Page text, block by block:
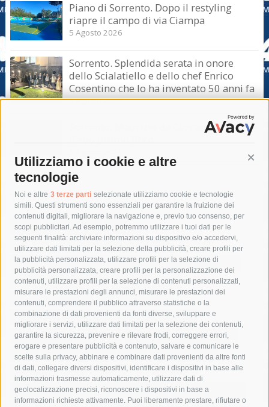
Utilizziamo i cookie e altre
tecnologie
Noi e altre 3 terze parti selezionate utilizziamo cookie e tecnologie
simili. Questi strumenti sono essenziali per garantire la fruizione dei
contenuti digitali, migliorare la navigazione e, previo tuo consenso, per
scopi pubblicitari. Ad esempio, potremmo utilizzare i tuoi dati per le
seguenti finalità: archiviare informazioni su dispositivo e/o accedervi,
utilizzare dati limitati per la selezione della pubblicità, creare profili per
la pubblicità personalizzata, utilizzare profili per la selezione di
pubblicità personalizzata, creare profili per la personalizzazione dei
contenuti, utilizzare profili per la selezione di contenuti personalizzati,
misurare le prestazioni degli annunci, misurare le prestazioni dei
contenuti, comprendere il pubblico attraverso statistiche o la
combinazione di dati provenienti da fonti diverse, sviluppare e
migliorare i servizi, utilizzare dati limitati per la selezione dei contenuti,
garantire la sicurezza, prevenire e rilevare frodi, correggere errori,
erogare e presentare pubblicità e contenuto, salvare e comunicare le
scelte sulla privacy, abbinare e combinare dati provenienti da altre fonti
di dati, collegare diversi dispositivi, identificare i dispositivi in base alle
informazioni trasmesse automaticamente, utilizzare dati di
geolocalizzazione precisi, riconoscere i dispositivi in base a
informazioni richieste attivamente. Puoi liberamente prestare, rifiutare o
Piano di Sorrento. Dopo il restyling
riapre il campo di via Ciampa
5 Agosto 2026
Sorrento. Splendida serata in onore
dello Scialatiello e dello chef Enrico
Cosentino che lo ha inventato 50 anni fa
5 Agosto 2026
Sorrento. Maurizio de Giovanni presenta
il suo ultimo libro
Tag
acqua allerta meteo
anas
area marina protetta di punta campanella
arresto
Asl Napoli 3 sud
capitaneria di porto capri
carabinieri
castellammare di stabia
circumvesuviana
comune di sorrento
concerto
contagi
costiera amalfitana
covid-19 eav
elezioni
fondazione sorrento
gori guardia costiera
incidente
lavori
lorenzo balducelli mare
massa lubrense
massimo coppola
Meta napoli
ordinanza
penisola sorrentina
piano di sorrento
polizia municipale